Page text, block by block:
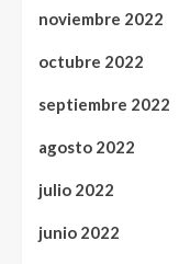
noviembre 2022
octubre 2022
septiembre 2022
agosto 2022
julio 2022
junio 2022